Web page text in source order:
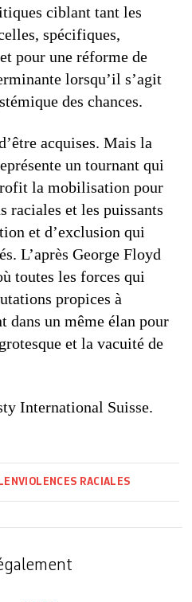
ciblant tant les
spécifiques,
pour une réforme de
lorsqu’il s’agit
des chances.
acquises. Mais la
un tournant qui
la mobilisation pour
raciales et les puissants
et d’exclusion qui
L’après George Floyd
toutes les forces qui
propices à
dans un même élan pour
et la vacuité de
International Suisse.
VIOLENCES RACIALES